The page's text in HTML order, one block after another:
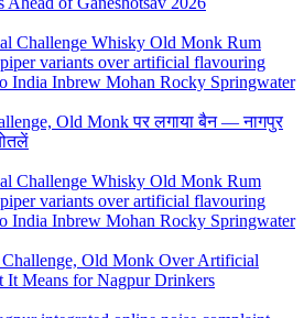
Old Monk पर लगाया बैन — नागपुर
Old Monk Over Artificial
Means for Nagpur Drinkers